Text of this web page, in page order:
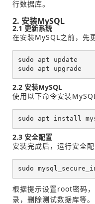
行数据库。
2. 安装MySQL
2.1 更新系统
在安装MySQL之前，先
sudo apt update
sudo apt upgrade
2.2 安装MySQL
使用以下命令安装MySQL
sudo apt install
2.3 安全配置
安装完成后，运行安全
sudo
根据提示设置root密码
录，删除测试数据库等。